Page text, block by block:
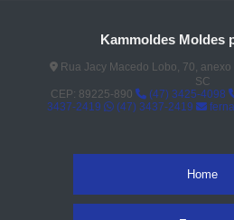
Kammoldes Moldes
Rua Jacy Macedo Lobo, 70, anexo
SC
CEP: 89225-890
(47) 3425-4098
3437-2419
(47) 3437-2419
Home